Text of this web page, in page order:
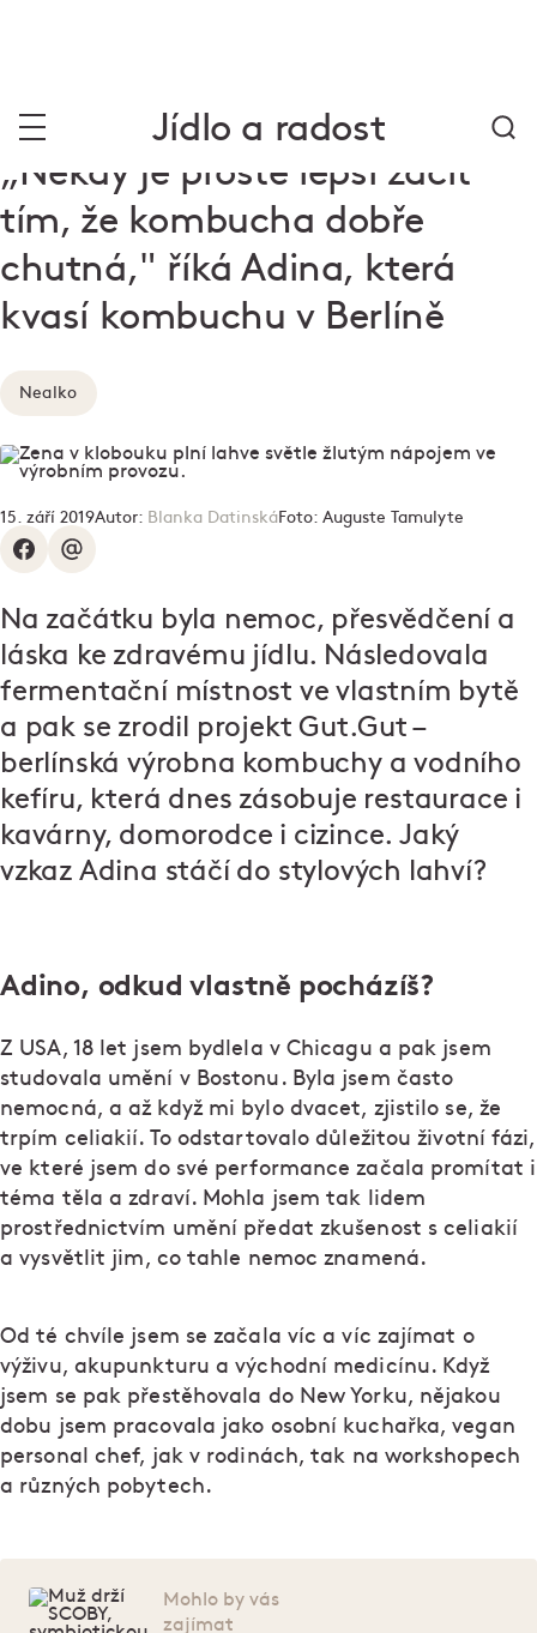
Jídlo a radost
„Někdy je prostě lepší začít
tím, že kombucha dobře
chutná," říká Adina, která
kvasí kombuchu v Berlíně
Nealko
15. září 2019Autor: Blanka DatinskáFoto: Auguste Tamulyte
Na začátku byla nemoc, přesvědčení a
láska ke zdravému jídlu. Následovala
fermentační místnost ve vlastním bytě
a pak se zrodil projektGut.Gut –
berlínská výrobna kombuchy a vodního
kefíru, která dnes zásobuje restaurace i
kavárny, domorodce i cizince. Jaký
vzkaz Adina stáčí do stylových lahví?
Adino, odkud vlastně pocházíš?
Z USA, 18 let jsem bydlela v Chicagu a pak jsem
studovala umění v Bostonu. Byla jsem často
nemocná, a až když mi bylo dvacet, zjistilo se, že
trpím celiakií. To odstartovalo důležitou životní fázi,
ve které jsem do své performance začala promítat i
téma těla a zdraví. Mohla jsem tak lidem
prostřednictvím umění předat zkušenost s celiakií
a vysvětlit jim, co tahle nemoc znamená.
Od té chvíle jsem se začala víc a víc zajímat o
výživu, akupunkturu a východní medicínu. Když
jsem se pak přestěhovala do New Yorku, nějakou
dobu jsem pracovala jako osobní kuchařka, vegan
personal chef, jak v rodinách, tak na workshopech
a různých pobytech.
Mohlo by vás
zajímat